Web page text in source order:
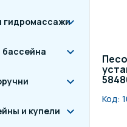
гидромассажи
и купели
Код: